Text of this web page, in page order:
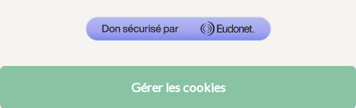
Gérer les cookies